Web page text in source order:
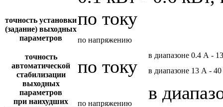
точность установки
(задание) выходных
параметров
по току
по напряжению
точность
автоматической
стабилизации
выходных
параметров
при наихудших
по току
в диапазоне 0.4 А -
в диапазоне 13 А -
по напряжению
в